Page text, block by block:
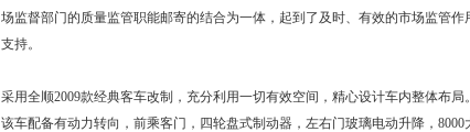
场监督部门的质量监管职能邮寄的结合为一体，起到了及时、有效的市场监管
支持。
采用全顺2009款经典客车改制，充分利用一切有效空间，精心设计车内整体布局。
该车配备有动力转向，前乘客门，四轮盘式制动器，左右门玻璃电动升降，